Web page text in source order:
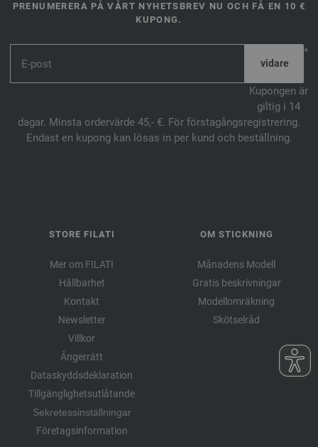
PRENUMERERA PÅ VÅRT NYHETSBREV NU OCH FÅ EN 10 €
KUPONG.
*
Kupongen är
giltig i 14
dagar. Minsta ordervärde 45,- €. För förstagångsregistrering.
Endast en kupong kan lösas in per kund och beställning.
STORE FILATI
Mer om FILATI
Hållbarhet
Kontakt
Newsletter
Villkor
Ångerrätt
Dataskyddsdeklaration
Tillgänglighetsutlåtande
Sekretessinställningar
Företagsinformation
OM STICKNING
Månadens Modell
Gratis beskrivningar
Modellomräkning
Skötselråd